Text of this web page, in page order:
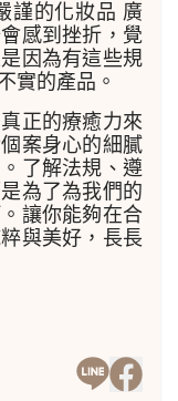
謹的化妝品 廣
感到挫折，覺
因為有這些規
實的產品。
正的療癒力來
案身心的細膩
了解法規、遵
為了為我們的
讓你能夠在合
與美好，長長